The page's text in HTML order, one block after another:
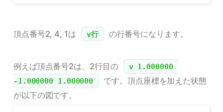
頂点番号2, 4, 1は v行 の行番号になります。
例えば頂点番号2は、2行目の
v 1.000000
-1.000000 1.000000
です。頂点座標を加えた状態
が以下の図です。